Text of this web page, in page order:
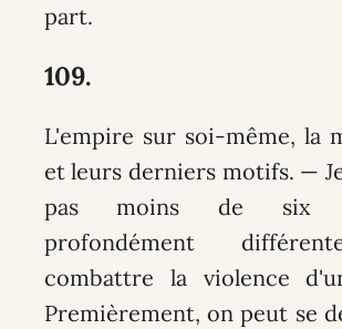
part.
109.
L'empire sur soi-même, la
et leurs derniers motifs. —
pas moins de six
profondément
combattre la violence
Premièrement, on peut se